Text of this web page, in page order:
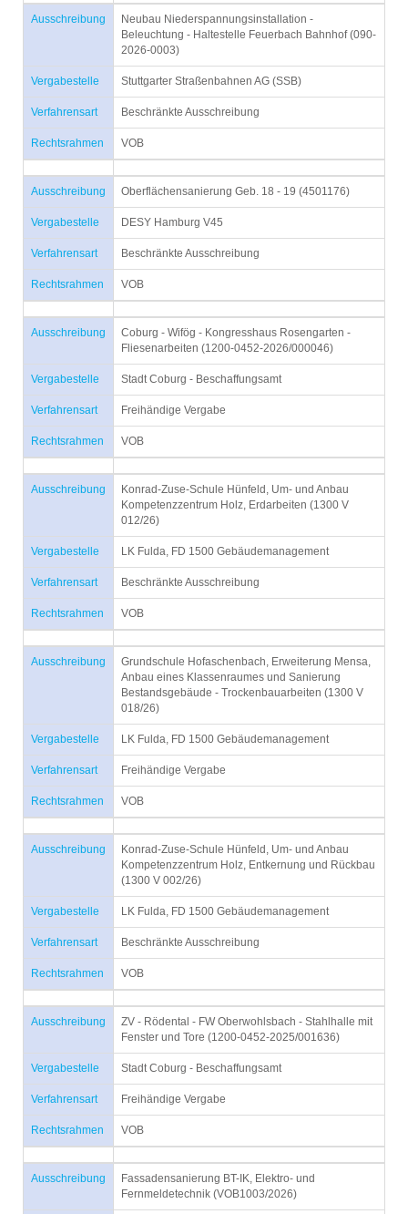
Ausschreibung
Neubau Niederspannungsinstallation -
Beleuchtung - Haltestelle Feuerbach Bahnhof (090-
2026-0003)
Vergabestelle Stuttgarter Straßenbahnen AG (SSB)
Verfahrensart Beschränkte Ausschreibung
Rechtsrahmen VOB
Ausschreibung Oberflächensanierung Geb. 18 - 19 (4501176)
Vergabestelle DESY Hamburg V45
Verfahrensart Beschränkte Ausschreibung
Rechtsrahmen VOB
Ausschreibung
Coburg - Wifög - Kongresshaus Rosengarten -
Fliesenarbeiten (1200-0452-2026/000046)
Vergabestelle Stadt Coburg - Beschaffungsamt
Verfahrensart Freihändige Vergabe
Rechtsrahmen VOB
Ausschreibung
Konrad-Zuse-Schule Hünfeld, Um- und Anbau
Kompetenzzentrum Holz, Erdarbeiten (1300 V
012/26)
Vergabestelle LK Fulda, FD 1500 Gebäudemanagement
Verfahrensart Beschränkte Ausschreibung
Rechtsrahmen VOB
Ausschreibung
Grundschule Hofaschenbach, Erweiterung Mensa,
Anbau eines Klassenraumes und Sanierung
Bestandsgebäude - Trockenbauarbeiten (1300 V
018/26)
Vergabestelle LK Fulda, FD 1500 Gebäudemanagement
Verfahrensart Freihändige Vergabe
Rechtsrahmen VOB
Ausschreibung
Konrad-Zuse-Schule Hünfeld, Um- und Anbau
Kompetenzzentrum Holz, Entkernung und Rückbau
(1300 V 002/26)
Vergabestelle LK Fulda, FD 1500 Gebäudemanagement
Verfahrensart Beschränkte Ausschreibung
Rechtsrahmen VOB
Ausschreibung
ZV - Rödental - FW Oberwohlsbach - Stahlhalle mit
Fenster und Tore (1200-0452-2025/001636)
Vergabestelle Stadt Coburg - Beschaffungsamt
Verfahrensart Freihändige Vergabe
Rechtsrahmen VOB
Ausschreibung
Fassadensanierung BT-IK, Elektro- und
Fernmeldetechnik (VOB1003/2026)